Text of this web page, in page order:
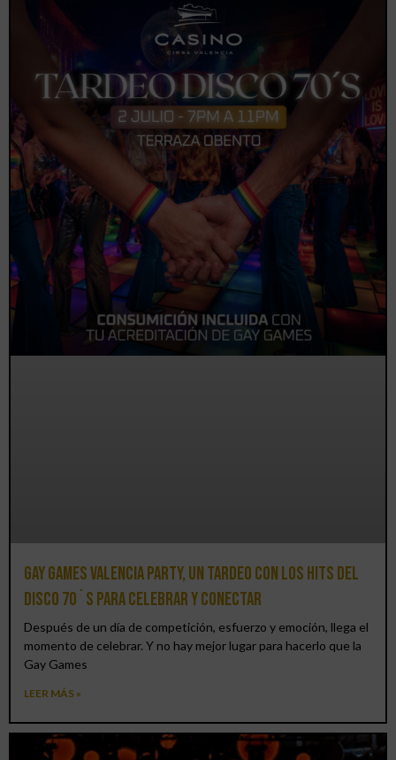
Gay Games Valencia Party, un tardeo con los hits del
DISCO 70´S para celebrar y conectar
Después de un día de competición, esfuerzo y emoción, llega el
momento de celebrar. Y no hay mejor lugar para hacerlo que la
Gay Games
LEER MÁS »